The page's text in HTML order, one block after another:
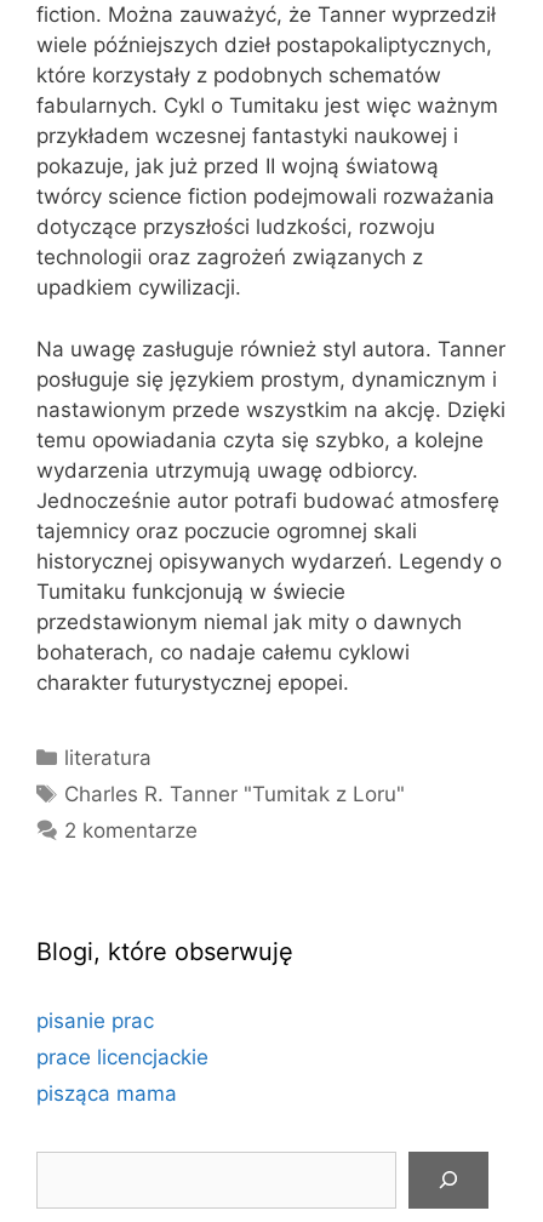
fiction. Można zauważyć, że Tanner wyprzedził
wiele późniejszych dzieł postapokaliptycznych,
które korzystały z podobnych schematów
fabularnych. Cykl o Tumitaku jest więc ważnym
przykładem wczesnej fantastyki naukowej i
pokazuje, jak już przed II wojną światową
twórcy science fiction podejmowali rozważania
dotyczące przyszłości ludzkości, rozwoju
technologii oraz zagrożeń związanych z
upadkiem cywilizacji.
Na uwagę zasługuje również styl autora. Tanner
posługuje się językiem prostym, dynamicznym i
nastawionym przede wszystkim na akcję. Dzięki
temu opowiadania czyta się szybko, a kolejne
wydarzenia utrzymują uwagę odbiorcy.
Jednocześnie autor potrafi budować atmosferę
tajemnicy oraz poczucie ogromnej skali
historycznej opisywanych wydarzeń. Legendy o
Tumitaku funkcjonują w świecie
przedstawionym niemal jak mity o dawnych
bohaterach, co nadaje całemu cyklowi
charakter futurystycznej epopei.
Kategorie
literatura
Tagi
Charles R. Tanner "Tumitak z Loru"
2 komentarze
Blogi, które obserwuję
pisanie prac
prace licencjackie
pisząca mama